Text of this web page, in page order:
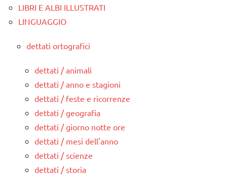
LIBRI E ALBI ILLUSTRATI
LINGUAGGIO
dettati ortografici
dettati / animali
dettati / anno e stagioni
dettati / feste e ricorrenze
dettati / geografia
dettati / giorno notte ore
dettati / mesi dell'anno
dettati / scienze
dettati / storia